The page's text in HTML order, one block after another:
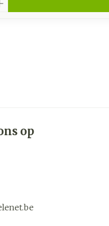
op